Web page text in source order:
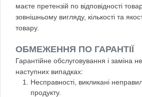
маєте претензій по відповідності
зовнішньому вигляду, кількості та
товару.
ОБМЕЖЕННЯ ПО ГАРАНТІЇ
Гарантійне обслуговування і заміна
наступних випадках:
Несправності, викликані
продукту.